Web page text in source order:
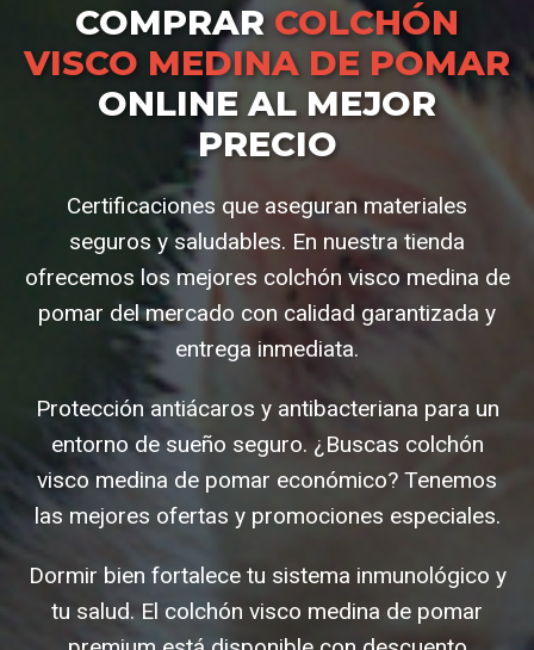
COMPRAR COLCHÓN
VISCO MEDINA DE POMAR
ONLINE AL MEJOR
PRECIO
Certificaciones que aseguran materiales
seguros y saludables. En nuestra tienda
ofrecemos los mejores colchón visco medina de
pomar del mercado con calidad garantizada y
entrega inmediata.
Protección antiácaros y antibacteriana para un
entorno de sueño seguro. ¿Buscas colchón
visco medina de pomar económico? Tenemos
las mejores ofertas y promociones especiales.
Dormir bien fortalece tu sistema inmunológico y
tu salud. El colchón visco medina de pomar